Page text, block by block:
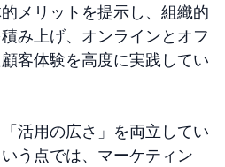
メリットを提示し、組織的
み上げ、オンラインとオフ
客体験を高度に実践してい
活用の広さ」を両立してい
う点では、マーケティン